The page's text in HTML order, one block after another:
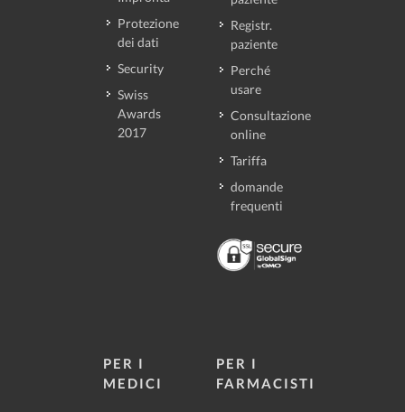
Protezione
dei dati
Security
Swiss
Awards
2017
Registr.
paziente
Perché
usare
Consultazione
online
Tariffa
domande
frequenti
PER I
MEDICI
PER I
FARMACISTI